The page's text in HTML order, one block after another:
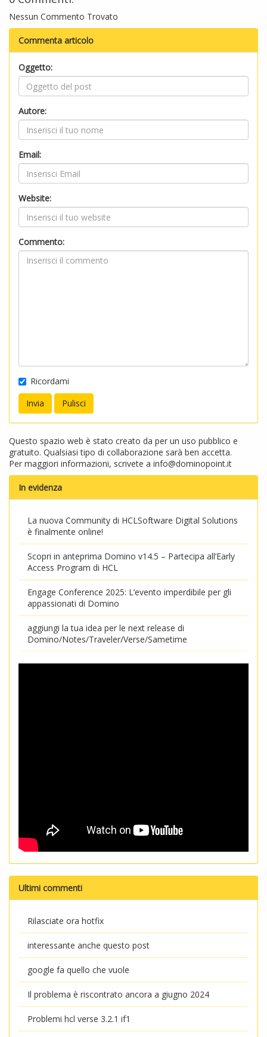
Nessun Commento Trovato
Commenta articolo
Oggetto:
Autore:
Email:
Website:
Commento:
Ricordami
Questo spazio web è stato creato da per un uso pubblico e
gratuito. Qualsiasi tipo di collaborazione sarà ben accetta.
Per maggiori informazioni, scrivete a info@dominopoint.it
In evidenza
La nuova Community di HCLSoftware Digital Solutions
è finalmente online!
Scopri in anteprima Domino v14.5 – Partecipa all’Early
Access Program di HCL
Engage Conference 2025: L’evento imperdibile per gli
appassionati di Domino
aggiungi la tua idea per le next release di
Domino/Notes/Traveler/Verse/Sametime
Ultimi commenti
Rilasciate ora hotfix
interessante anche questo post
google fa quello che vuole
Il problema è riscontrato ancora a giugno 2024
Problemi hcl verse 3.2.1 if1